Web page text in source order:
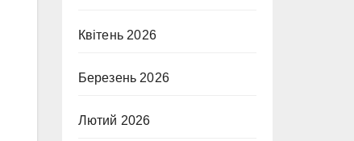
Квітень 2026
Березень 2026
Лютий 2026